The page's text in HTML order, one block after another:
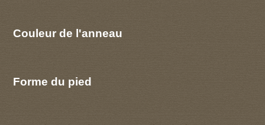
Couleur de l'anneau
Forme du pied